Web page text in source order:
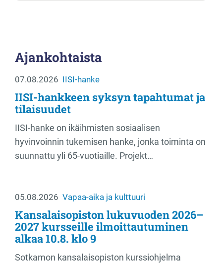
Ajankohtaista
07.08.2026 IISI-hanke
IISI-hankkeen syksyn tapahtumat ja
tilaisuudet
IISI-hanke on ikäihmisten sosiaalisen
hyvinvoinnin tukemisen hanke, jonka toiminta on
suunnattu yli 65-vuotiaille. Projekt…
05.08.2026 Vapaa-aika ja kulttuuri
Kansalaisopiston lukuvuoden 2026–
2027 kursseille ilmoittautuminen
alkaa 10.8. klo 9
Sotkamon kansalaisopiston kurssiohjelma